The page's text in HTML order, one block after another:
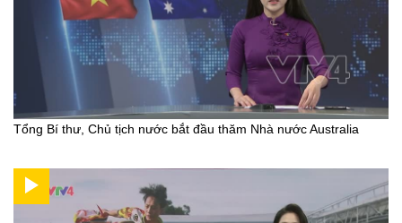
Tổng Bí thư, Chủ tịch nước bắt đầu thăm Nhà nước Australia